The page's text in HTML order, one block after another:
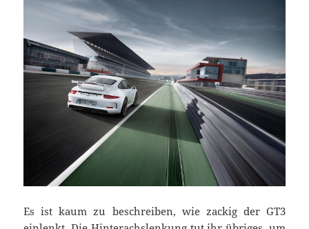
Es ist kaum zu beschreiben, wie zackig der GT3